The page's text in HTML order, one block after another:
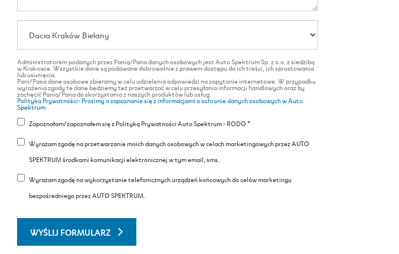
Administratorem podanych przez Panią/Pana danych osobowych jest Auto Spektrum Sp. z o.o. z siedzibą
w Krakowie. Wszystkie dane są podawane dobrowolnie z prawem dostępu do ich treści, ich sprostowania
lub usunięcia.
Pani/Pana dane osobowe zbieramy w celu udzielenia odpowiedzi na zapytanie internetowe. W przypadku
wyrażenia zgody te dane będziemy też przetwarzać w celu przesyłania informacji handlowych oraz by
zachęcić Panią/Pana do skorzystania z naszych produktów lub usług.
Polityka Prywatności- Prosimy o zapoznanie się z informacjami o ochronie danych osobowych w Auto
Spektrum
Zapoznałam/zapoznałem się z Polityką Prywatności Auto Spektrum - RODO *
Wyrażam zgodę na przetwarzanie moich danych osobowych w celach marketingowych przez AUTO
SPEKTRUM środkami komunikacji elektronicznej w tym email, sms.
Wyrażam zgodę na wykorzystanie telefonicznych urządzeń końcowych do celów marketingu
bezpośredniego przez AUTO SPEKTRUM.
WYŚLIJ FORMULARZ